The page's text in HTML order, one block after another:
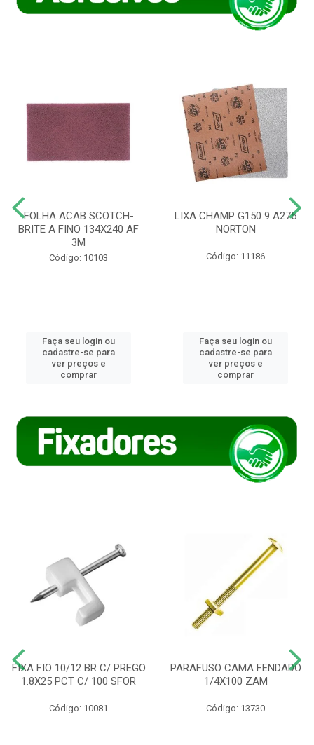
FOLHA ACAB SCOTCH-
BRITE A FINO 134X240 AF
3M
Código: 10103
Faça seu login ou
cadastre-se para
ver preços e
comprar
LIXA CHAMP G150 9 A275
NORTON
Código: 11186
Faça seu login ou
cadastre-se para
ver preços e
comprar
FIXA FIO 10/12 BR C/ PREGO
1.8X25 PCT C/ 100 SFOR
Código: 10081
PARAFUSO CAMA FENDADO
1/4X100 ZAM
Código: 13730